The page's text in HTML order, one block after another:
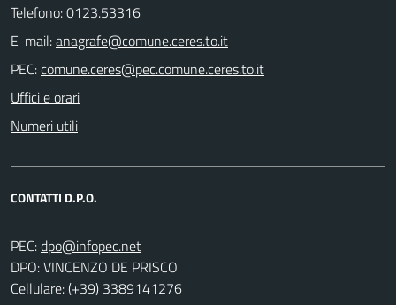
Telefono:0123.53316
E-mail:
PEC:
Uffici e orari
Numeri utili
CONTATTI D.P.O.
PEC:
DPO: VINCENZO DE PRISCO
Cellulare: (+39) 3389141276